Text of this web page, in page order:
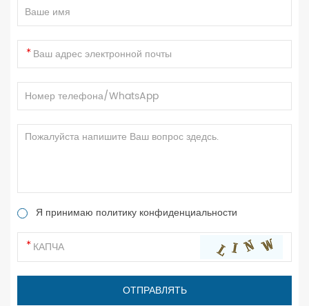
Я принимаю политику конфиденциальности